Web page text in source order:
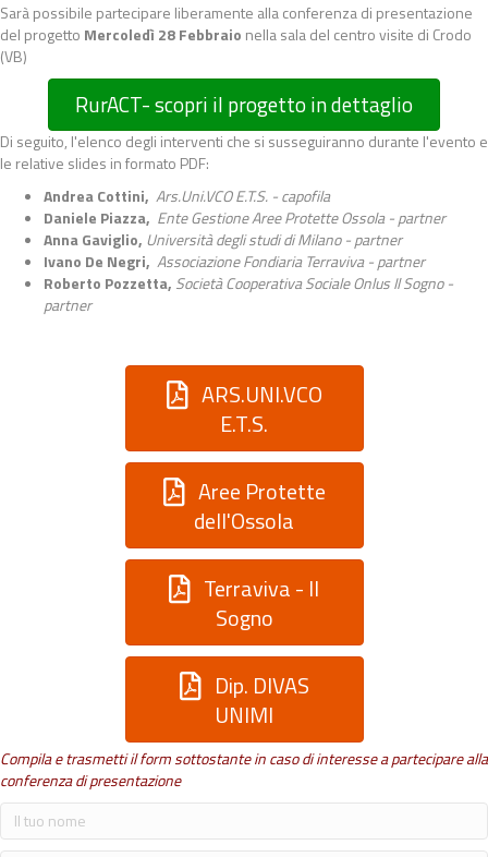
Sarà possibile partecipare liberamente alla conferenza di presentazione
del progetto Mercoledì 28 Febbraio nella sala del centro visite di Crodo
(VB)
RurACT- scopri il progetto in dettaglio
Di seguito, l'elenco degli interventi che si susseguiranno durante l'evento e
le relative slides in formato PDF:
Andrea Cottini, Ars.Uni.VCO E.T.S. - capofila
Daniele Piazza, Ente Gestione Aree Protette Ossola - partner
Anna Gaviglio, Università degli studi di Milano - partner
Ivano De Negri, Associazione Fondiaria Terraviva - partner
Roberto Pozzetta, Società Cooperativa Sociale Onlus Il Sogno -
partner
ARS.UNI.VCO
E.T.S.
Aree Protette
dell'Ossola
Terraviva - Il
Sogno
Dip. DIVAS
UNIMI
Compila e trasmetti il form sottostante in caso di interesse a partecipare alla
conferenza di presentazione